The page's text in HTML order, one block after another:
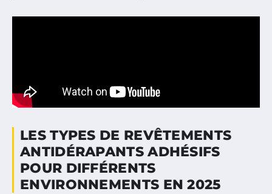
LES TYPES DE REVÊTEMENTS
ANTIDÉRAPANTS ADHÉSIFS
POUR DIFFÉRENTS
ENVIRONNEMENTS EN 2025